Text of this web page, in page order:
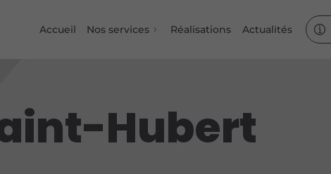
Accueil Nos services Réalisations Actualités
Hubert